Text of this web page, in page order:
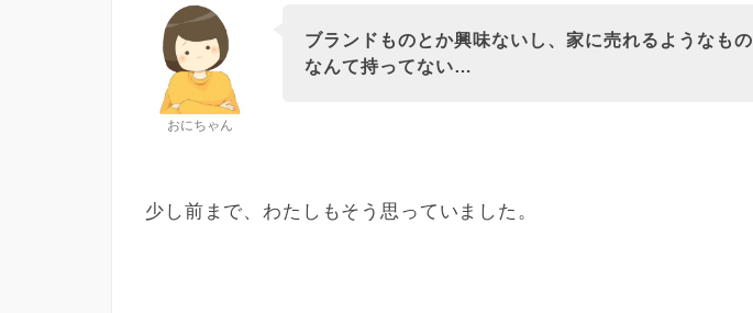
おにちゃん
ブランドものとか興味ないし、家に売れるようなもの
なんて持ってない…
少し前まで、わたしもそう思っていました。